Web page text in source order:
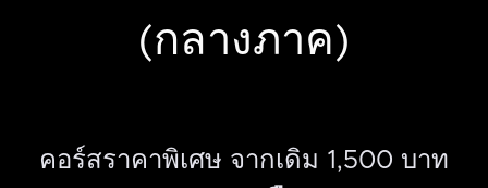
(กลางภาค)
คอร์สราคาพิเศษ จากเดิม 1,500 บาท